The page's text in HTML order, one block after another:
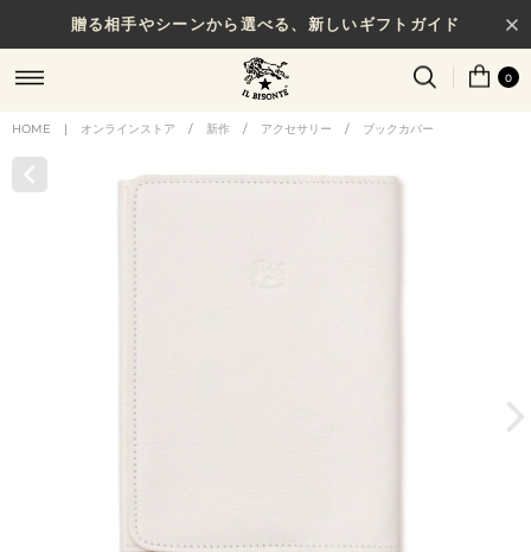
贈る相手やシーンから選べる、新しいギフトガイド
0
HOME | オンラインストア / 新作 / アクセサリー / ブックカバー